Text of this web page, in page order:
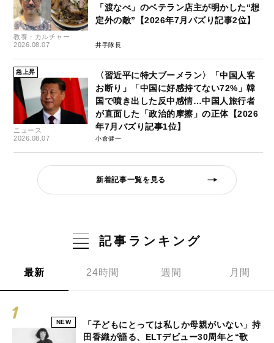
教養・カルチャー
2026.08.07
「渡なべ」のベテラン店主が明かした“想
定外の敵”【2026年7月バズり記事2位】
井手隊長
急上昇
ニュース
2026.08.07
〈習近平に特大ブーメラン〉「中国人客
お断り」「中国に好感持てない72%」韓
国で噴き出した反中感情…中国人旅行者
が直面した「政治的摩擦」の正体【2026
年7月バズり記事1位】
小倉健一
新着記事一覧を見る
記事ランキング
最新 24時間 週間 月間
NEW
「子どもにとっては私しか母親がいない」持
田香織が語る、ELTデビュー30周年と“歌